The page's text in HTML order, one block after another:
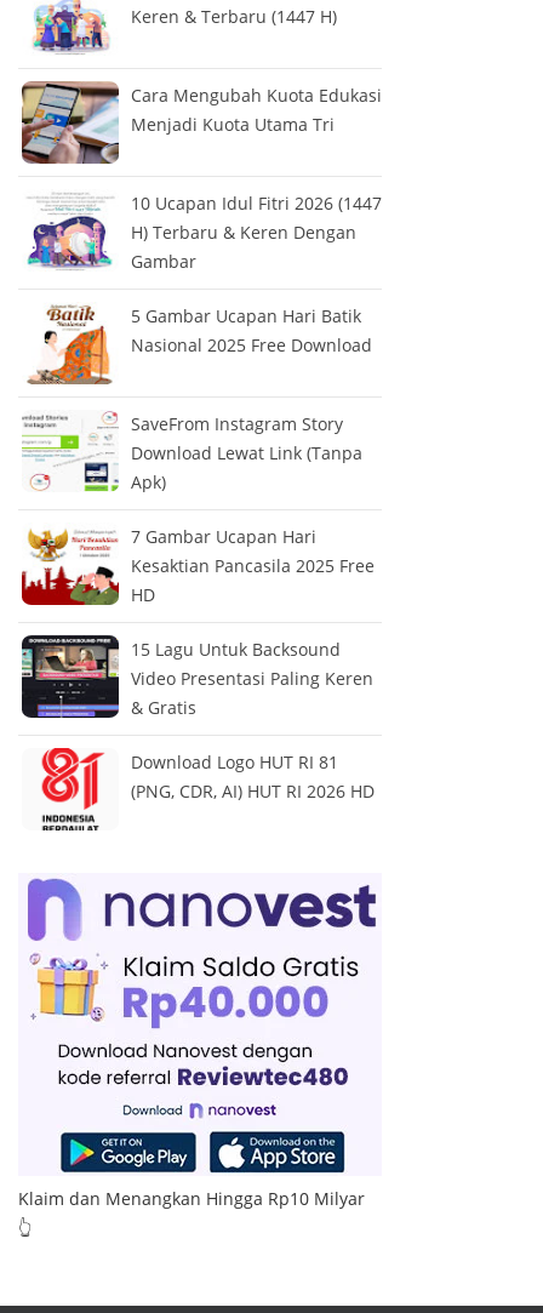
Keren & Terbaru (1447 H)
Cara Mengubah Kuota Edukasi
Menjadi Kuota Utama Tri
10 Ucapan Idul Fitri 2026 (1447
H) Terbaru & Keren Dengan
Gambar
5 Gambar Ucapan Hari Batik
Nasional 2025 Free Download
SaveFrom Instagram Story
Download Lewat Link (Tanpa
Apk)
7 Gambar Ucapan Hari
Kesaktian Pancasila 2025 Free
HD
15 Lagu Untuk Backsound
Video Presentasi Paling Keren
& Gratis
Download Logo HUT RI 81
(PNG, CDR, AI) HUT RI 2026 HD
Klaim dan Menangkan Hingga Rp10 Milyar
👆